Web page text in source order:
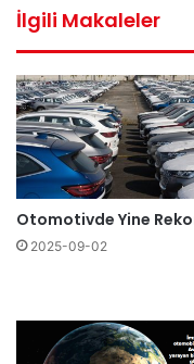
İlgili Makaleler
Otomotivde Yine
2025-09-02